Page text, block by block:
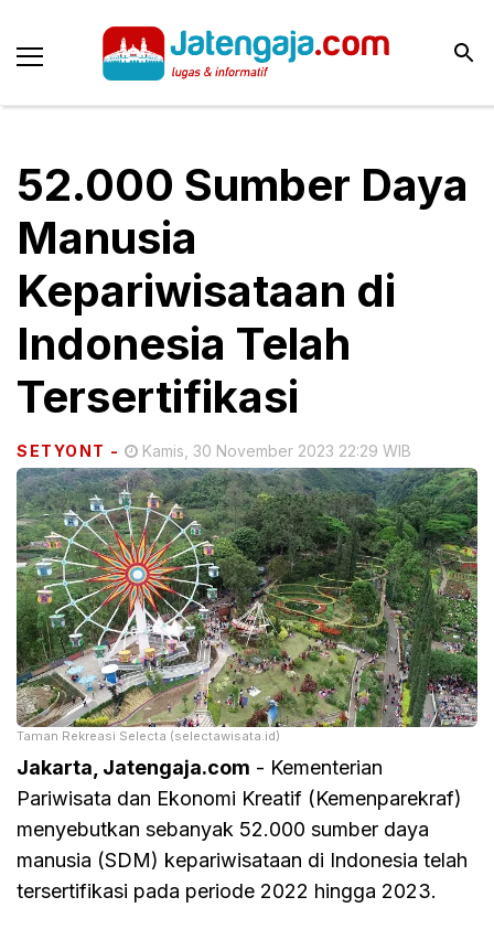
52.000 Sumber Daya
Manusia
Kepariwisataan di
Indonesia Telah
Tersertifikasi
SETYONT - Kamis, 30 November 2023 22:29 WIB
Taman Rekreasi Selecta (selectawisata.id)
Jakarta, Jatengaja.com - Kementerian
Pariwisata dan Ekonomi Kreatif (Kemenparekraf)
menyebutkan sebanyak 52.000 sumber daya
manusia (SDM) kepariwisataan di Indonesia telah
tersertifikasi pada periode 2022 hingga 2023.